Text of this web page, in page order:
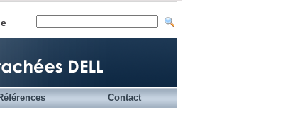
Contact